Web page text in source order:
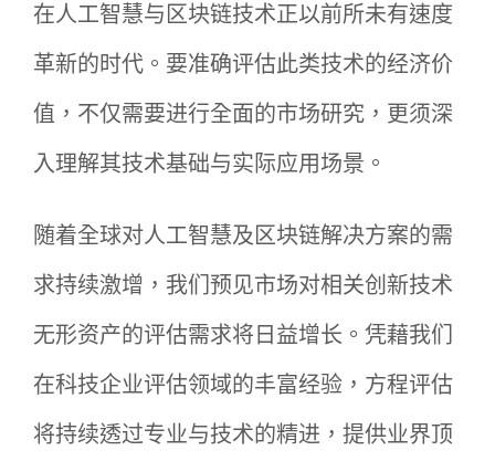
在人工智慧与区块链技术正以前所未有速度
革新的时代。要准确评估此类技术的经济价
值，不仅需要进行全面的市场研究，更须深
入理解其技术基础与实际应用场景。
随着全球对人工智慧及区块链解决方案的需
求持续激增，我们预见市场对相关创新技术
无形资产的评估需求将日益增长。凭藉我们
在科技企业评估领域的丰富经验，方程评估
将持续透过专业与技术的精进，提供业界顶